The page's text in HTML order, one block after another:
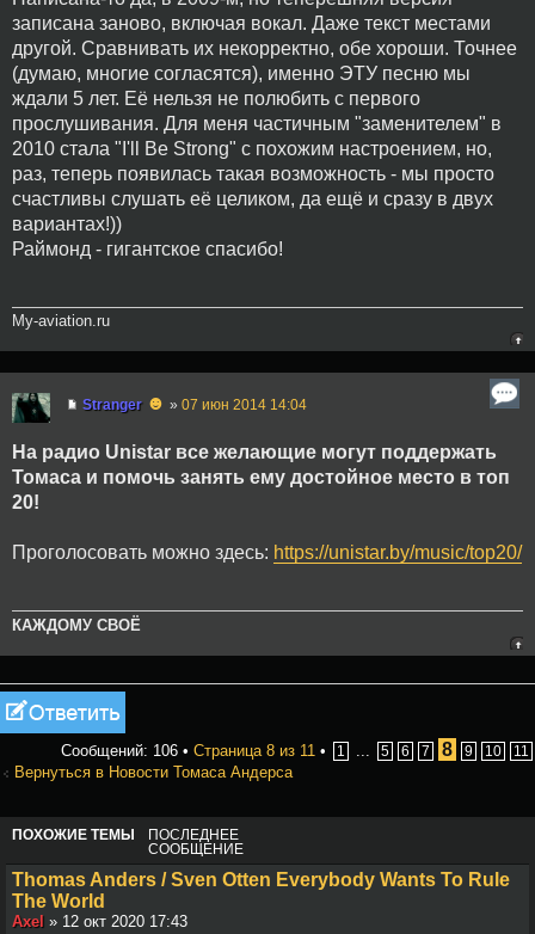
записана заново, включая вокал. Даже текст местами
другой. Сравнивать их некорректно, обе хороши. Точнее
(думаю, многие согласятся), именно ЭТУ песню мы
ждали 5 лет. Её нельзя не полюбить с первого
прослушивания. Для меня частичным "заменителем" в
2010 стала "I'll Be Strong" с похожим настроением, но,
раз, теперь появилась такая возможность - мы просто
счастливы слушать её целиком, да ещё и сразу в двух
вариантах!))
Раймонд - гигантское спасибо!
My-aviation.ru
Stranger ☻ » 07 июн 2014 14:04
На радио Unistar все желающие могут поддержать
Томаса и помочь занять ему достойное место в топ
20!
Проголосовать можно здесь: https://unistar.by/music/top20/
КАЖДОМУ СВОЁ
Ответить
Сообщений: 106 • Страница 8 из 11 • 1 5 6 7 8 9 10 11
Вернуться в Новости Томаса Андерса
ПОХОЖИЕ ТЕМЫ
ПОСЛЕДНЕЕ
СООБЩЕНИЕ
Thomas Anders / Sven Otten Everybody Wants To Rule
The World
Axel » 12 окт 2020 17:43